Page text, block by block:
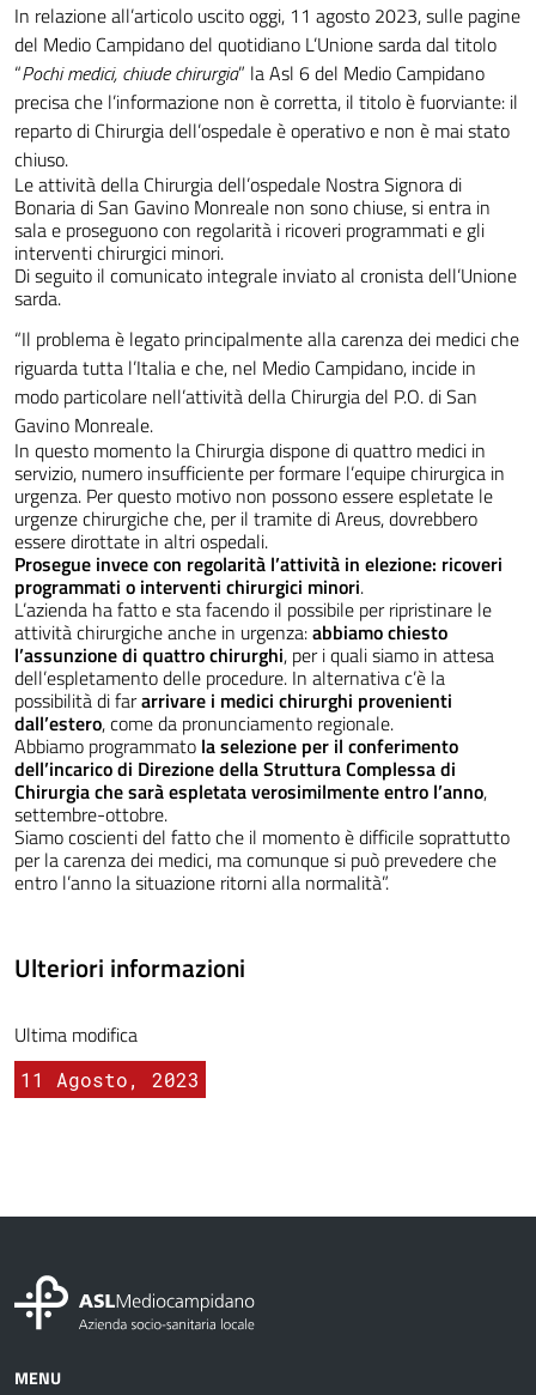
In relazione all’articolo uscito oggi, 11 agosto 2023, sulle pagine
del Medio Campidano del quotidiano L’Unione sarda dal titolo
“Pochi medici, chiude chirurgia” la Asl 6 del Medio Campidano
precisa che l’informazione non è corretta, il titolo è fuorviante: il
reparto di Chirurgia dell’ospedale è operativo e non è mai stato
chiuso.
Le attività della Chirurgia dell’ospedale Nostra Signora di
Bonaria di San Gavino Monreale non sono chiuse, si entra in
sala e proseguono con regolarità i ricoveri programmati e gli
interventi chirurgici minori.
Di seguito il comunicato integrale inviato al cronista dell’Unione
sarda.
“Il problema è legato principalmente alla carenza dei medici che
riguarda tutta l’Italia e che, nel Medio Campidano, incide in
modo particolare nell’attività della Chirurgia del P.O. di San
Gavino Monreale.
In questo momento la Chirurgia dispone di quattro medici in
servizio, numero insufficiente per formare l’equipe chirurgica in
urgenza. Per questo motivo non possono essere espletate le
urgenze chirurgiche che, per il tramite di Areus, dovrebbero
essere dirottate in altri ospedali.
Prosegue invece con regolarità l’attività in elezione: ricoveri
programmati o interventi chirurgici minori.
L’azienda ha fatto e sta facendo il possibile per ripristinare le
attività chirurgiche anche in urgenza:abbiamo chiesto
l’assunzione di quattro chirurghi, per i quali siamo in attesa
dell’espletamento delle procedure. In alternativa c’è la
possibilità di fararrivare i medici chirurghi provenienti
dall’estero, come da pronunciamento regionale.
Abbiamo programmato la selezione per il conferimento
dell’incarico di Direzione della Struttura Complessa di
Chirurgia che sarà espletata verosimilmente entro l’anno,
settembre-ottobre.
Siamo coscienti del fatto che il momento è difficile soprattutto
per la carenza dei medici, ma comunque si può prevedere che
entro l’anno la situazione ritorni alla normalità”.
Ulteriori informazioni
Ultima modifica
11 Agosto, 2023
MENU